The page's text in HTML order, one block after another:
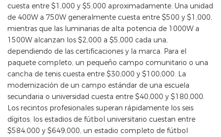
cuesta entre $1,000 y $5,000 aproximadamente. Una unidad
de 400W a 750W generalmente cuesta entre $500 y $1,000,
mientras que las luminarias de alta potencia de 1000W a
1500W alcanzan los $2,000 a $5,000 cada una,
dependiendo de las certificaciones y la marca. Para el
paquete completo, un pequeño campo comunitario o una
cancha de tenis cuesta entre $30,000 y $100,000. La
modernización de un campo estándar de una escuela
secundaria o universidad cuesta entre $40,000 y $180,000.
Los recintos profesionales superan rápidamente los seis
dígitos: los estadios de fútbol universitario cuestan entre
$584,000 y $649,000, un estadio completo de fútbol